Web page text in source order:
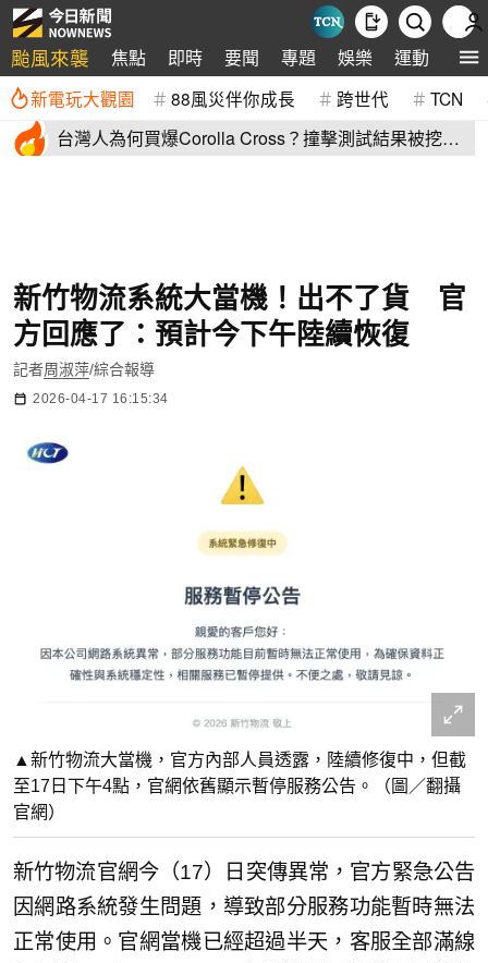
颱風來襲 焦點 即時 要聞 專題 娛樂 運動 全球
新電玩大觀園 88風災伴你成長 跨世代 TCN
台灣人為何買爆Corolla Cross？撞擊測試結果被挖
新竹物流系統大當機！出不了貨 官
方回應了：預計今下午陸續恢復
記者周淑萍/綜合報導
2026-04-17 16:15:34
▲新竹物流大當機，官方內部人員透露，陸續修復中，但截
至17日下午4點，官網依舊顯示暫停服務公告。（圖／翻攝
官網）
新竹物流官網今（17）日突傳異常，官方緊急公告
因網路系統發生問題，導致部分服務功能暫時無法
正常使用。官網當機已經超過半天，客服全部滿線